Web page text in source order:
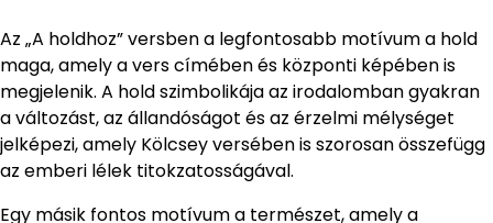
Az „A holdhoz” versben a legfontosabb motívum a hold
maga, amely a vers címében és központi képében is
megjelenik. A hold szimbolikája az irodalomban gyakran
a változást, az állandóságot és az érzelmi mélységet
jelképezi, amely Kölcsey versében is szorosan összefügg
az emberi lélek titokzatosságával.
Egy másik fontos motívum a természet, amely a